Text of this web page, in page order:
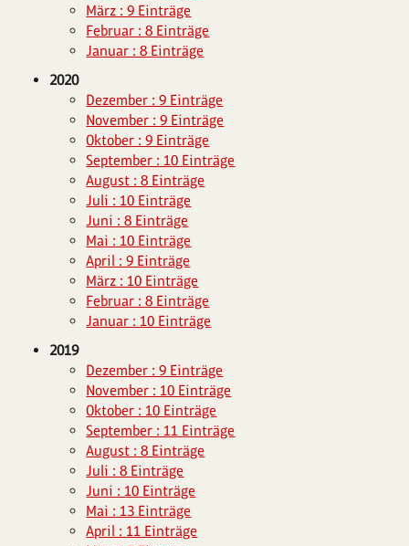
März : 9 Einträge
Februar : 8 Einträge
Januar : 8 Einträge
2020
Dezember : 9 Einträge
November : 9 Einträge
Oktober : 9 Einträge
September : 10 Einträge
August : 8 Einträge
Juli : 10 Einträge
Juni : 8 Einträge
Mai : 10 Einträge
April : 9 Einträge
März : 10 Einträge
Februar : 8 Einträge
Januar : 10 Einträge
2019
Dezember : 9 Einträge
November : 10 Einträge
Oktober : 10 Einträge
September : 11 Einträge
August : 8 Einträge
Juli : 8 Einträge
Juni : 10 Einträge
Mai : 13 Einträge
April : 11 Einträge